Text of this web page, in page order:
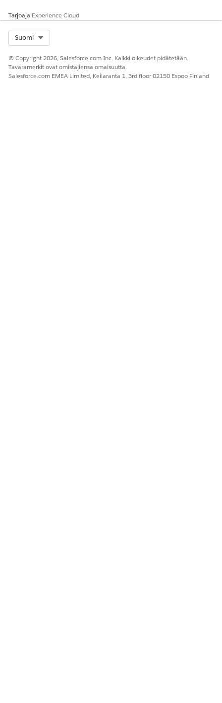
Tutustu useisiin kolmansien osapuolten integraatioihin ja
malleihin, jotka ovat käytettävissä palvelutoimituksessa
IT:lle, tiloille ja muille sisäisille osastoille.
Tarjoaja Experience Cloud
Suomi
© Copyright 2026, Salesforce.com Inc. Kaikki oikeudet pidätetään.
Tavaramerkit ovat omistajiensa omaisuutta.
Salesforce.com EMEA Limited, Keilaranta 1, 3rd floor 02150 Espoo Finland